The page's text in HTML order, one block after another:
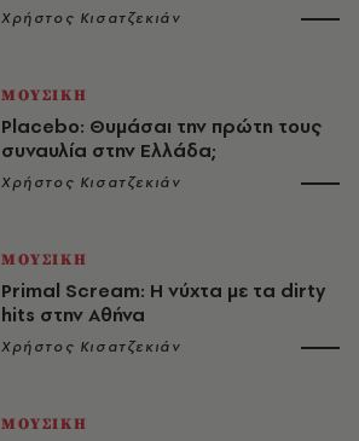
Χρήστος Κισατζεκιάν
ΜΟΥΣΙΚΗ
Placebo: Θυμάσαι την πρώτη τους
συναυλία στην Ελλάδα;
Χρήστος Κισατζεκιάν
ΜΟΥΣΙΚΗ
Primal Scream: Η νύχτα με τα dirty
hits στην Αθήνα
Χρήστος Κισατζεκιάν
ΜΟΥΣΙΚΗ